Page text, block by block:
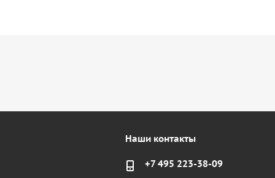
Наши контакты
+7 495 223-38-09